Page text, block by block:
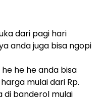
dari pagi hari
anda juga bisa ngopi
he he anda bisa
mulai dari Rp.
di banderol mulai